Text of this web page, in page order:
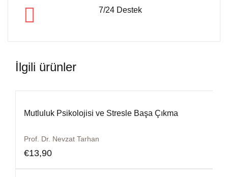
7/24 Destek
İlgili ürünler
Mutluluk Psikolojisi ve Stresle Başa Çıkma
Prof. Dr. Nevzat Tarhan
€13,90